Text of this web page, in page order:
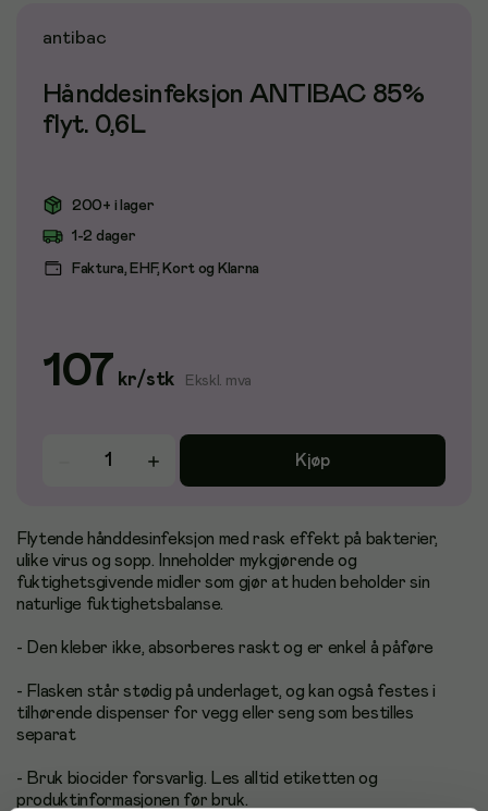
antibac
Hånddesinfeksjon ANTIBAC 85%
flyt. 0,6L
200+ i lager
1-2 dager
Faktura, EHF, Kort og Klarna
107 kr/stk Ekskl. mva
Kjøp
Flytende hånddesinfeksjon med rask effekt på bakterier,
ulike virus og sopp. Inneholder mykgjørende og
fuktighetsgivende midler som gjør at huden beholder sin
naturlige fuktighetsbalanse.
- Den kleber ikke, absorberes raskt og er enkel å påføre
- Flasken står stødig på underlaget, og kan også festes i
tilhørende dispenser for vegg eller seng som bestilles
separat
- Bruk biocider forsvarlig. Les alltid etiketten og
produktinformasjonen før bruk.